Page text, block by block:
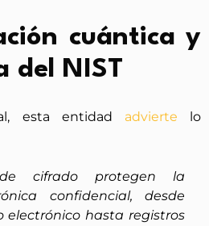
cuántica y
del NIST
esta entidad advierte lo
cifrado protegen la
confidencial, desde
electrónico hasta registros